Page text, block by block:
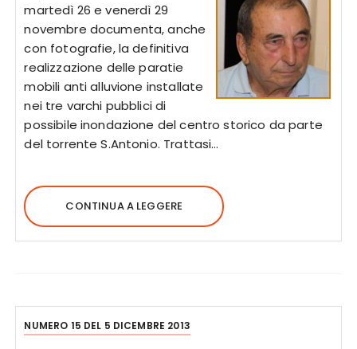
martedì 26 e venerdì 29
novembre documenta, anche
con fotografie, la definitiva
realizzazione delle paratie
mobili anti alluvione installate
nei tre varchi pubblici di
possibile inondazione del centro storico da parte
del torrente S.Antonio. Trattasi…
CONTINUA A LEGGERE
NUMERO 15 DEL 5 DICEMBRE 2013